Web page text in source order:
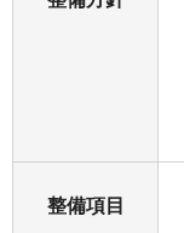
整備項目